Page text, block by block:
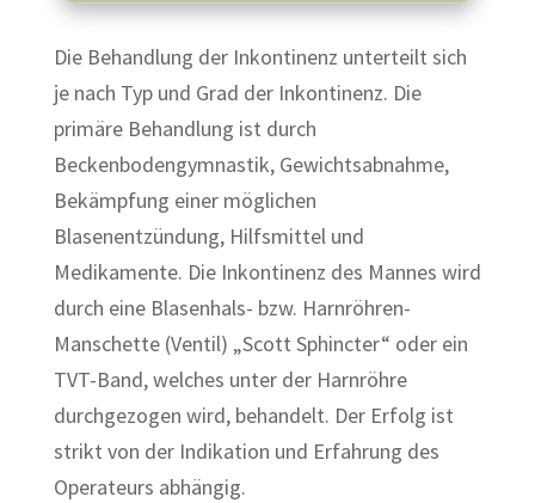
Die Behandlung der Inkontinenz unterteilt sich
je nach Typ und Grad der Inkontinenz. Die
primäre Behandlung ist durch
Beckenbodengymnastik, Gewichtsabnahme,
Bekämpfung einer möglichen
Blasenentzündung, Hilfsmittel und
Medikamente. Die Inkontinenz des Mannes wird
durch eine Blasenhals- bzw. Harnröhren-
Manschette (Ventil) „Scott Sphincter“ oder ein
TVT-Band, welches unter der Harnröhre
durchgezogen wird, behandelt. Der Erfolg ist
strikt von der Indikation und Erfahrung des
Operateurs abhängig.